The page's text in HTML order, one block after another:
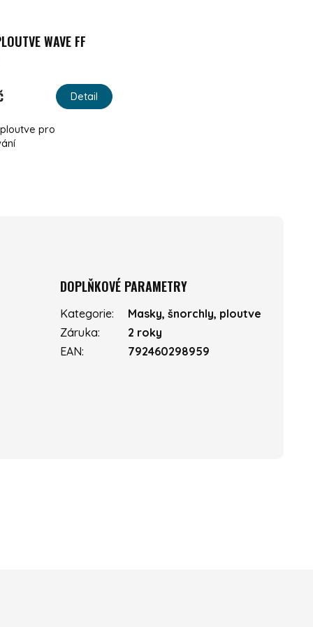
WAVE FF
Detail
pro
DOPLŇKOVÉ PARAMETRY
Kategorie:
Masky, šnorchly, ploutve
Záruka:
2 roky
EAN: 792460298959